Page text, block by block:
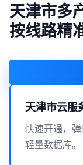
天津市多
按线路精
天津市云服
快速开通，
轻量数据库。